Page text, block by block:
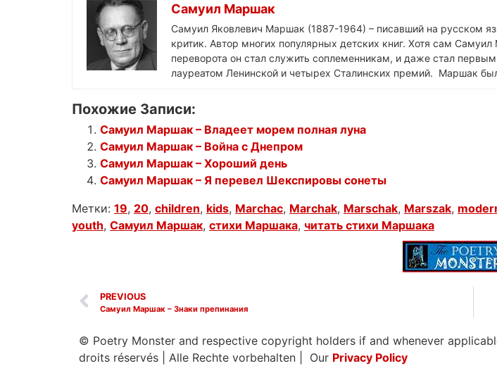
Самуил Маршак
Самуил Яковлевич Маршак (1887-1964) – писавший на русском
критик. Автор многих популярных детских книг. Хотя сам
переворота он стал служить соплеменникам, и даже стал
лауреатом Ленинской и четырех Сталинских премий. Маршак
Похожие Записи:
Самуил Маршак – Владеет морем полная луна
Самуил Маршак – Война с Днепром
Самуил Маршак – Хороший день
Самуил Маршак – Я перевел Шекспировы сонеты
Метки: 19, 20, children, kids, Marchac, Marchak, Marschak, Marszak,
youth, Самуил Маршак, стихи Маршака, читать стихи Маршака
PREVIOUS
Самуил Маршак – Знаки препинания
© Poetry Monster and respective copyright holders if and whenever
droits réservés
Alle Rechte vorbehalten | Our Privacy Policy